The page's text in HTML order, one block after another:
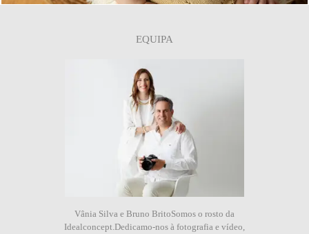
EQUIPA
Vânia Silva e Bruno BritoSomos o rosto da
Idealconcept.Dedicamo-nos à fotografia e vídeo,